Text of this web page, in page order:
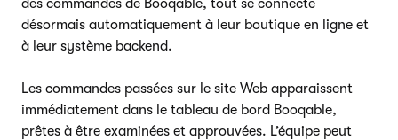
des commandes de Booqable, tout se connecte
désormais automatiquement à leur boutique en ligne et
à leur système backend.
Les commandes passées sur le site Web apparaissent
immédiatement dans le tableau de bord Booqable,
prêtes à être examinées et approuvées. L’équipe peut